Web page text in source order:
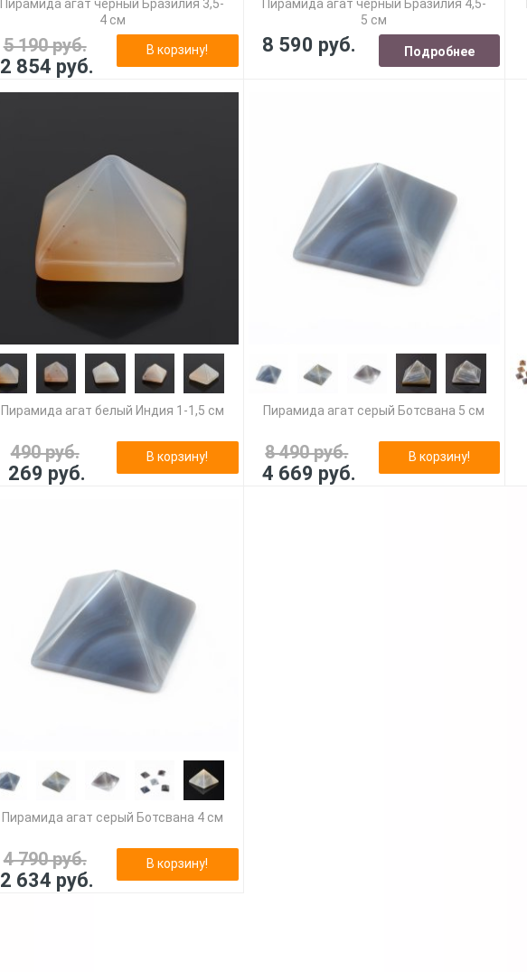
Пирамида агат черный Бразилия 3,5-
4 см
5 190 руб.
2 854 руб.
В корзину!
Пирамида агат черный Бразилия 4,5-
5 см
8 590 руб. Подробнее
Пирамида агат белый Индия 1-1,5 см
490 руб.
269 руб.
В корзину!
Пирамида агат серый Ботсвана 5 см
8 490 руб.
4 669 руб.
В корзину!
Пирамида агат серый Ботсвана 4 см
4 790 руб.
2 634 руб.
В корзину!